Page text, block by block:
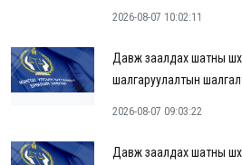
2026-08-07 10:02:11
Давж заалдах шатны
шалгаруулалтын
2026-08-07 09:03:22
Давж заалдах шатны